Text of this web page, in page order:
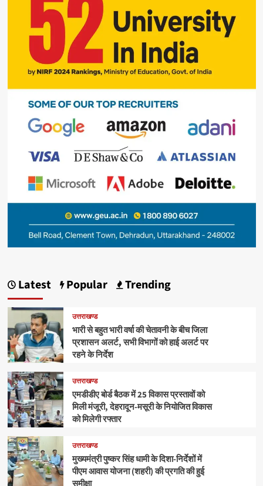
Latest Popular Trending
उत्तराखण्ड
भारी से बहुत भारी वर्षा की चेतावनी के बीच जिला
प्रशासन अलर्ट, सभी विभागों को हाई अलर्ट पर
रहने के निर्देश
उत्तराखण्ड
एमडीडीए बोर्ड बैठक में 25 विकास प्रस्तावों को
मिली मंजूरी, देहरादून-मसूरी के नियोजित विकास
को मिलेगी रफ्तार
उत्तराखण्ड
मुख्यमंत्री पुष्कर सिंह धामी के दिशा-निर्देशों में
पीएम आवास योजना (शहरी) की प्रगति की हुई